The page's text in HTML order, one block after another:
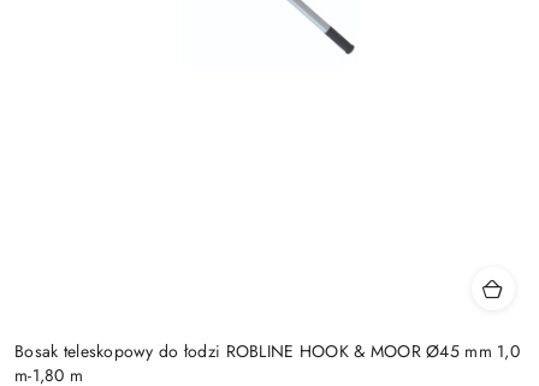
Bosak teleskopowy do łodzi ROBLINE HOOK & MOOR Ø45 mm 1,0
m-1,80 m